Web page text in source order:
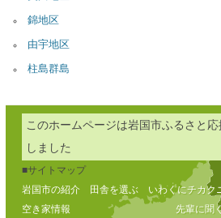
錦地区
由宇地区
柱島群島
このホームページは岩国市ふるさと
しました
■サイトマップ
岩国市の紹介
田舎を選ぶ
いわくにチカク
空き家情報
先輩に聞